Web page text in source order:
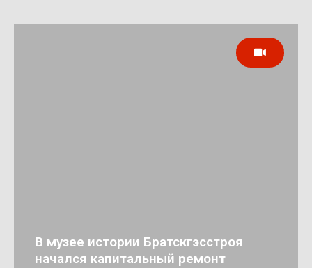
В музее истории Братскгэсстроя
начался капитальный ремонт